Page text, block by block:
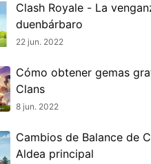
Clash Royale - La
duenbárbaro
22 jun. 2022
Cómo obtener gemas
Clans
8 jun. 2022
Cambios de Balance de
Aldea principal